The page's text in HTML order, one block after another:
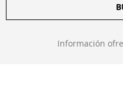
Información